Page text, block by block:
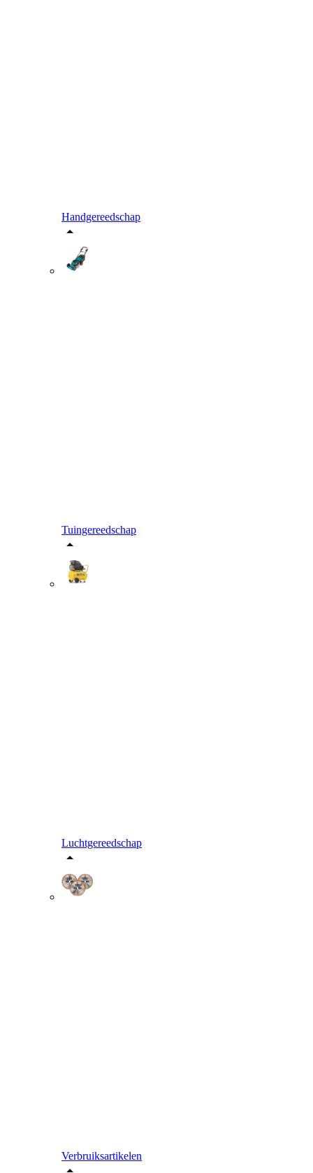
Handgereedschap
Tuingereedschap
Luchtgereedschap
Verbruiksartikelen